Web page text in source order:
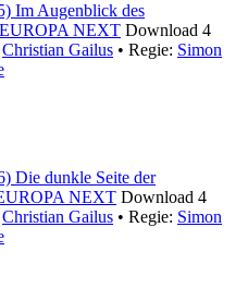
Im Augenblick des
EUROPA NEXT Download 4
Christian Gailus • Regie: Simon
Die dunkle Seite der
NEXT Download 4
Christian Gailus • Regie: Simon